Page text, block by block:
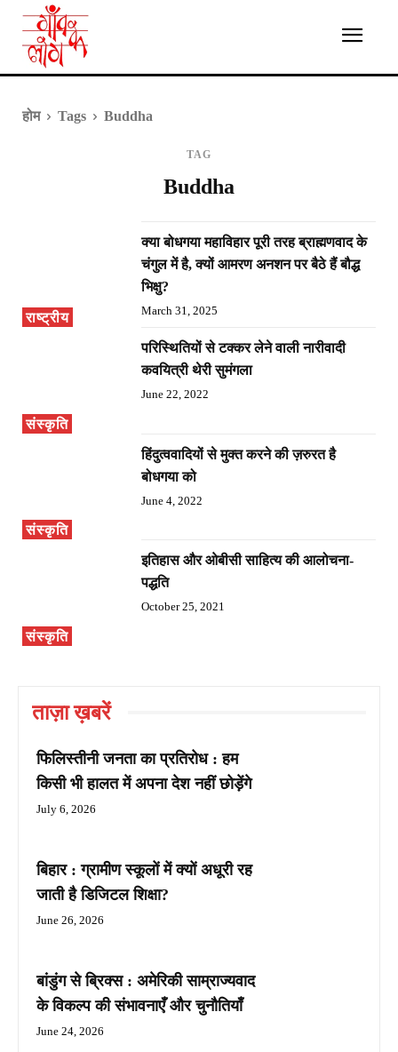
होम Tags Buddha
TAG
Buddha
राष्ट्रीय
क्या बोधगया महाविहार पूरी तरह ब्राह्मणवाद के
चंगुल में है, क्यों आमरण अनशन पर बैठे हैं बौद्ध
भिक्षु?
March 31, 2025
संस्कृति
परिस्थितियों से टक्कर लेने वाली नारीवादी
कवयित्री थेरी सुमंगला
June 22, 2022
संस्कृति
हिंदुत्ववादियों से मुक्त करने की ज़रुरत है
बोधगया को
June 4, 2022
संस्कृति
इतिहास और ओबीसी साहित्य की आलोचना-
पद्धति
October 25, 2021
ताज़ा ख़बरें
फिलिस्तीनी जनता का प्रतिरोध : हम
किसी भी हालत में अपना देश नहीं छोड़ेंगे
July 6, 2026
बिहार : ग्रामीण स्कूलों में क्यों अधूरी रह
जाती है डिजिटल शिक्षा?
June 26, 2026
बांडुंग से ब्रिक्स : अमेरिकी साम्राज्यवाद
के विकल्प की संभावनाएँ और चुनौतियाँ
June 24, 2026